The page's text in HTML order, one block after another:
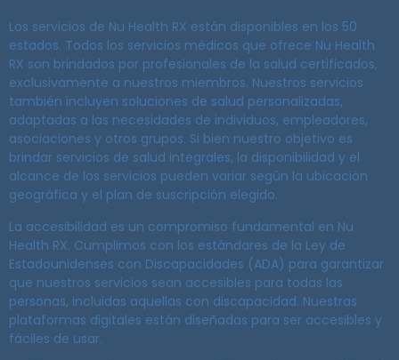
Los servicios de Nu Health RX están disponibles en los 50
estados. Todos los servicios médicos que ofrece Nu Health
RX son brindados por profesionales de la salud certificados,
exclusivamente a nuestros miembros. Nuestros servicios
también incluyen soluciones de salud personalizadas,
adaptadas a las necesidades de individuos, empleadores,
asociaciones y otros grupos. Si bien nuestro objetivo es
brindar servicios de salud integrales, la disponibilidad y el
alcance de los servicios pueden variar según la ubicación
geográfica y el plan de suscripción elegido.
La accesibilidad es un compromiso fundamental en Nu
Health RX. Cumplimos con los estándares de la Ley de
Estadounidenses con Discapacidades (ADA) para garantizar
que nuestros servicios sean accesibles para todas las
personas, incluidas aquellas con discapacidad. Nuestras
plataformas digitales están diseñadas para ser accesibles y
fáciles de usar.